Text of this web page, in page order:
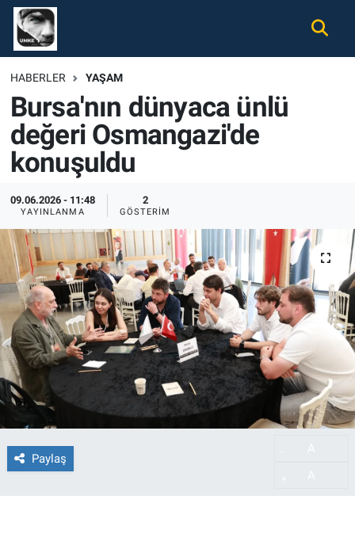
HABERLER YAŞAM
Bursa'nın dünyaca ünlü
değeri Osmangazi'de
konuşuldu
09.06.2026 - 11:48
YAYINLANMA
2
GÖSTERIM
Paylaş
Gündem
Ekonomi
Spor
Magazin
Tüm Haberler
İletişim
Künye
Nöbetçi Eczaneler
Hava Durumu
Namaz Vakitleri
Trafik Durumu
Süper Lig Puan Durumu ve Fikstür
Tüm Manşetler
Son Dakika Haberleri
Haber Arşivi